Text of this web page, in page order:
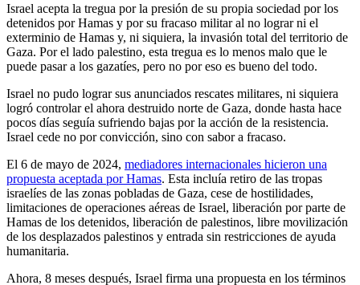
Israel acepta la tregua por la presión de su propia sociedad por los
detenidos por Hamas y por su fracaso militar al no lograr ni el
exterminio de Hamas y, ni siquiera, la invasión total del territorio de
Gaza. Por el lado palestino, esta tregua es lo menos malo que le
puede pasar a los gazatíes, pero no por eso es bueno del todo.
Israel no pudo lograr sus anunciados rescates militares, ni siquiera
logró controlar el ahora destruido norte de Gaza, donde hasta hace
pocos días seguía sufriendo bajas por la acción de la resistencia.
Israel cede no por convicción, sino con sabor a fracaso.
El 6 de mayo de 2024, mediadores internacionales hicieron una
propuesta aceptada por Hamas. Esta incluía retiro de las tropas
israelíes de las zonas pobladas de Gaza, cese de hostilidades,
limitaciones de operaciones aéreas de Israel, liberación por parte de
Hamas de los detenidos, liberación de palestinos, libre movilización
de los desplazados palestinos y entrada sin restricciones de ayuda
humanitaria.
Ahora, 8 meses después, Israel firma una propuesta en los términos